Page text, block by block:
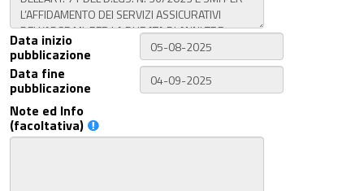
Data inizio
pubblicazione
Data fine
pubblicazione
Note ed Info
(facoltativa)